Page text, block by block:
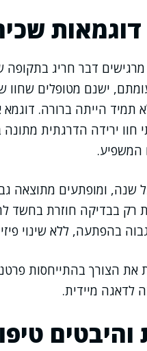
דוגמאות
דבר חריג בתקופה
ישנם מטופלים שחוו
תמיד הייתה ברורה.
המשפיע.
בבדיקה חוזרת בחשד
בהפתעה, ללא שינוי
הצורך בהתייחסות
לדאגה מיידית.
והיבטים